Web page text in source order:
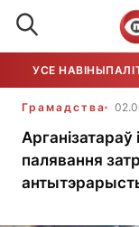
УСЕ НАВІНЫ
Грамадства
Арганізатараў
палявання